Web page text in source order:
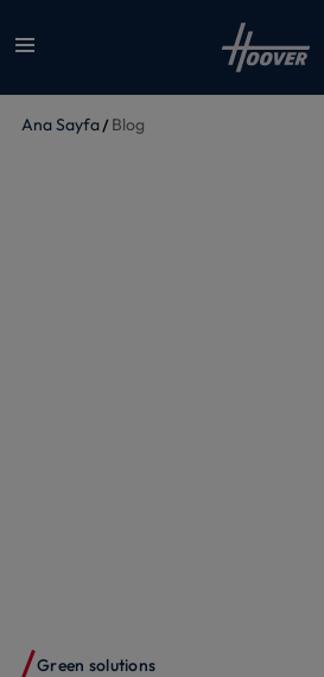
Ana Sayfa Blog
Green solutions